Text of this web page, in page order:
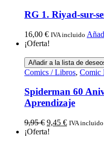
RG 1. Riyad-sur-
16,00 € IVA incluido
¡Oferta!
Añadir a la lista de
Comics / Libros, Comic
Spiderman 60
Aprendizaje
9,95€ 9,45 € IVA incluido
¡Oferta!